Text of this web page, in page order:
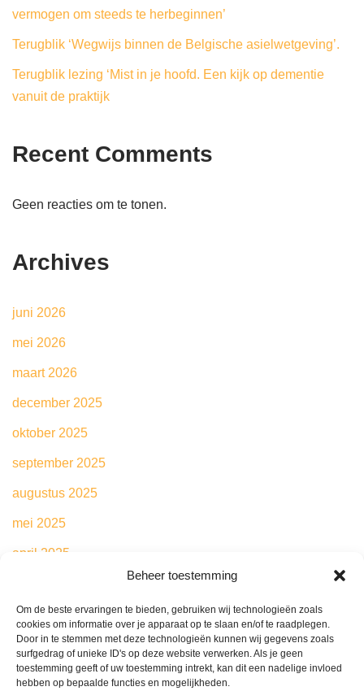
Beheer toestemming
Om de beste ervaringen te bieden, gebruiken wij technologieën zoals
cookies om informatie over je apparaat op te slaan en/of te raadplegen.
Door in te stemmen met deze technologieën kunnen wij gegevens zoals
surfgedrag of unieke ID's op deze website verwerken. Als je geen
toestemming geeft of uw toestemming intrekt, kan dit een nadelige invloed
hebben op bepaalde functies en mogelijkheden.
vermogen om steeds te herbeginnen’
Terugblik ‘Wegwijs binnen de Belgische asielwetgeving’.
Terugblik lezing ‘Mist in je hoofd. Een kijk op dementie
vanuit de praktijk
Recent Comments
Geen reacties om te tonen.
Archives
juni 2026
mei 2026
maart 2026
december 2025
oktober 2025
september 2025
augustus 2025
mei 2025
april 2025
februari 2025
mei 2024